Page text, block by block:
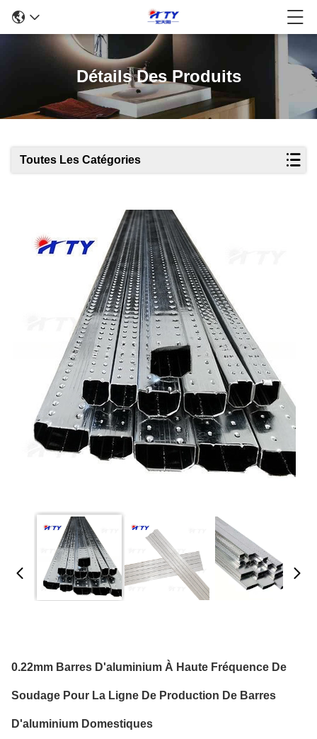
Détails Des Produits
Toutes Les Catégories
0.22mm Barres D'aluminium À Haute Fréquence De
Soudage Pour La Ligne De Production De Barres
D'aluminium Domestiques